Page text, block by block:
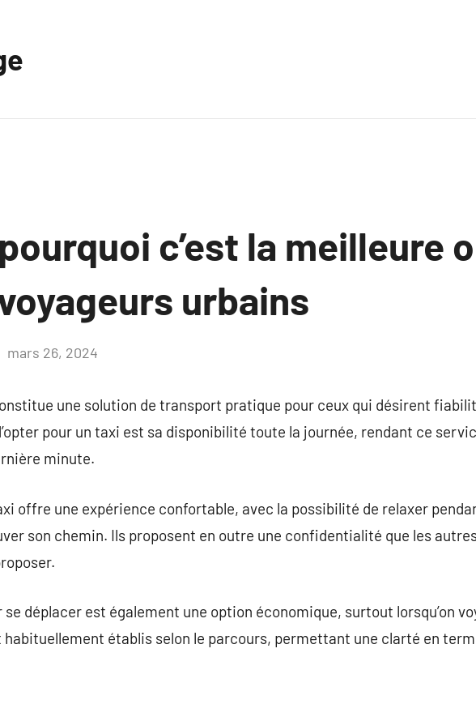
c’est la meilleure
urbains
mars 26, 2024
une solution de transport pratique pour ceux qui désirent
pour un taxi est sa disponibilité toute la journée, rendant ce
minute.
offre une expérience confortable, avec la possibilité de relaxer
son chemin. Ils proposent en outre une confidentialité que les
déplacer est également une option économique, surtout lorsqu’on
établis selon le parcours, permettant une clarté en